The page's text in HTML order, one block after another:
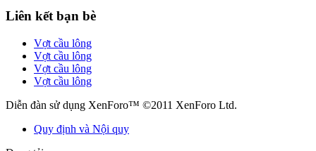
Liên kết bạn bè
Vợt cầu lông
Vợt cầu lông
Vợt cầu lông
Vợt cầu lông
Diễn đàn sử dụng XenForo™ ©2011 XenForo Ltd.
Quy định và Nội quy